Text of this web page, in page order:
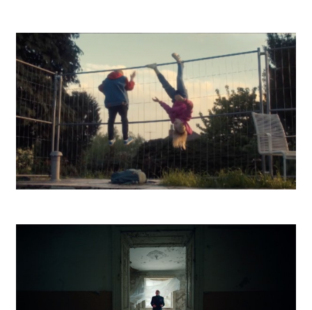
DSR Battle
Kooperativa Na celý život